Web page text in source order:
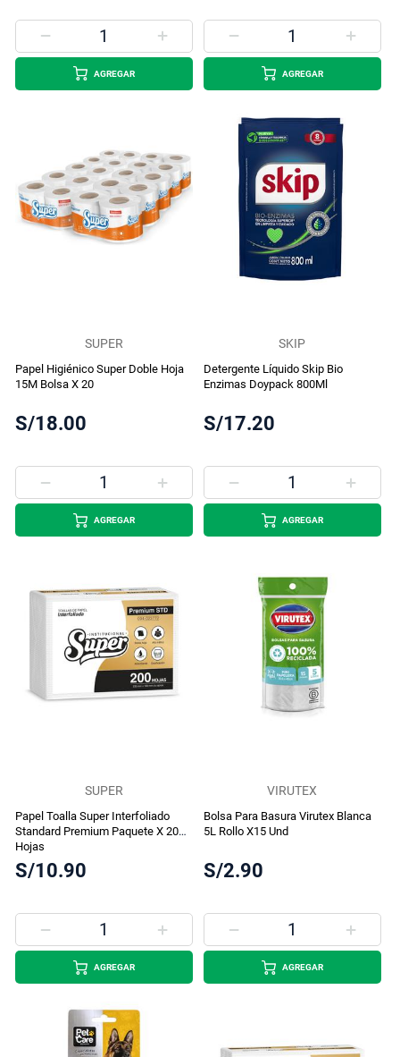
AGREGAR AGREGAR
SUPER
Papel Higiénico Super Doble Hoja
15M Bolsa X 20
S/18.00
AGREGAR
SKIP
Detergente Líquido Skip Bio
Enzimas Doypack 800Ml
S/17.20
AGREGAR
SUPER
Papel Toalla Super Interfoliado
Standard Premium Paquete X 200
Hojas
S/10.90
AGREGAR
VIRUTEX
Bolsa Para Basura Virutex Blanca
5L Rollo X15 Und
S/2.90
AGREGAR